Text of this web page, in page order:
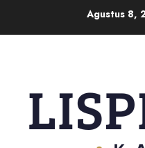
Agustus 8,